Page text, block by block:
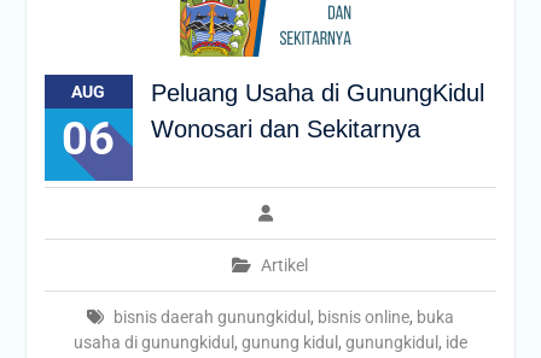
AUG
06
Peluang Usaha di GunungKidul
Wonosari dan Sekitarnya
Artikel
bisnis daerah gunungkidul , bisnis online, buka
usaha di gunungkidul , gunung kidul , gunungkidul , ide